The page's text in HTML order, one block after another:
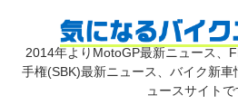
2014年よりMotoGP最新ニュース、
手権(SBK)最新ニュース、バイク新
ュースサイトで